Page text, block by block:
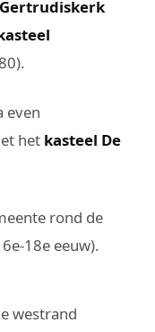
even
het kasteel De
rond de
18e eeuw).
westrand